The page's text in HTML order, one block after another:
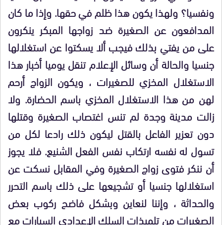
ونفسيا؟ ولهذا يكون هذا ظلم في حقها. وإذا ما كان
المدافعون عن الصغيرة ضد زواجها المبكر ينكرون
على من يفتي بذلك فيجب ألا يسكتوا عن استغلالها
جنسيا والحالة أن وسائل الإعلام تنقل يوميا أخبار هذا
الاستغلال المخزي للصغيرات ، ويكون الزواج أرحم
لهن من هذا الاستغلال المخزي باسم الحضارة. ولا
زالت مدينة وجدة لم تنس اغتصاب الصغيرة وقتلها
دون تعزير الفاعل بالقتل ليكون ذلك رادعا لكل من
تسول له نفسه ارتكاب نفس الفعل الشنيع. فلا يجوز
أن ننكر فتوى زواج الصغيرة وفي المقابل نسكت عن
استغلالها جنسيا أو تشجيعها على ذلك باسم التحرر
والحداثة ، وإننا لنعاين وبشكل فاضح ركوب بعض
الصغيرات من تلميذات السلك الإعدادي السيارات مع